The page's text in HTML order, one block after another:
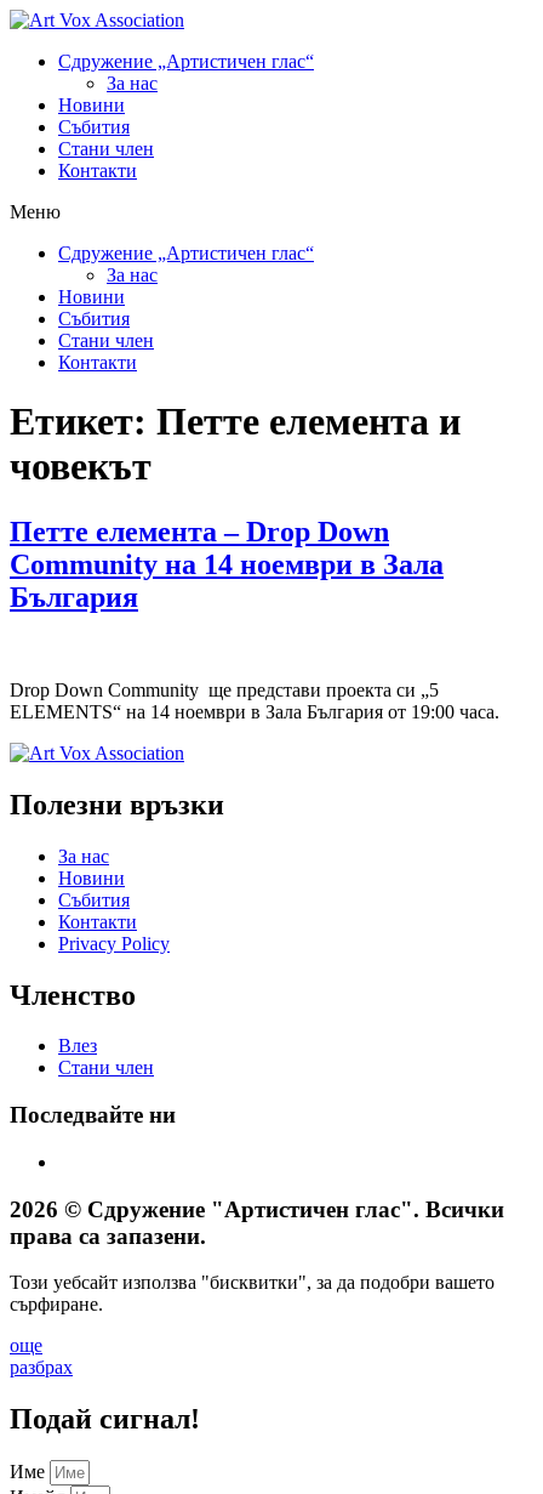
Сдружение „Артистичен глас“
За нас
Новини
Събития
Стани член
Контакти
Меню
Сдружение „Артистичен глас“
За нас
Новини
Събития
Стани член
Контакти
Етикет: Петте елемента и
човекът
Петте елемента – Drop Down
Community на 14 ноември в Зала
България
Drop Down Community ще представи проекта си „5
ELEMENTS“ на 14 ноември в Зала България от 19:00 часа.
Полезни връзки
За нас
Новини
Събития
Контакти
Privacy Policy
Членство
Влез
Стани член
Последвайте ни
2026 © Сдружение "Артистичен глас". Всички
права са запазени.
Този уебсайт използва "бисквитки", за да подобри вашето
сърфиране.
още
разбрах
Подай сигнал!
Име